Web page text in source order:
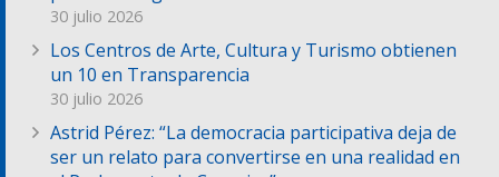
30 julio 2026
Los Centros de Arte, Cultura y Turismo obtienen
un 10 en Transparencia
30 julio 2026
Astrid Pérez: “La democracia participativa deja de
ser un relato para convertirse en una realidad en